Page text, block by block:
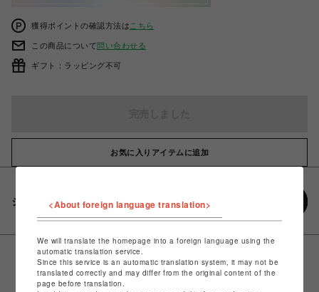
獲得ポイントの確認方法は こちら
この商品について問い合わせる
ギフト：ラッピング不可
お気に入りアイテムに追加
シェアする<About foreign language translation>
We will translate the homepage into a foreign language using the
automatic translation service.
Since this service is an automatic translation system, it may not be
translated correctly and may differ from the original content of the
page before translation.